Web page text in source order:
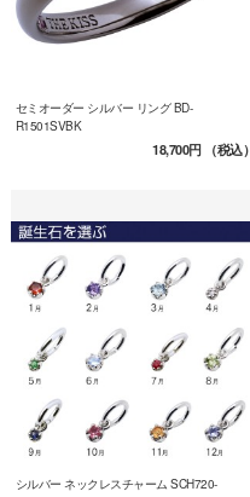
セミオーダー シルバー リング BD-
R1501SVBK
18,700円（税込）
シルバー ネックレスチャーム SCH720-